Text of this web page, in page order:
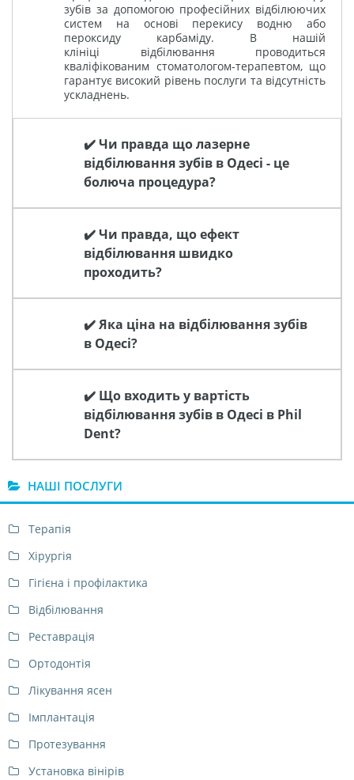
зубів за допомогою професійних відбілюючих
систем на основі перекису водню або
пероксиду карбаміду. В нашій
клініці відбілювання проводиться
кваліфікованим стоматологом-терапевтом, що
гарантує високий рівень послуги та відсутність
ускладнень.
✔️ Чи правда що лазерне
відбілювання зубів в Одесі - це
болюча процедура?
✔️ Чи правда, що ефект
відбілювання швидко
проходить?
✔️ Яка ціна на відбілювання зубів
в Одесі?
✔️ Що входить у вартість
відбілювання зубів в Одесі в Phil
Dent?
НАШІ ПОСЛУГИ
Терапія
Хірургія
Гігієна і профілактика
Відбілювання
Реставрація
Ортодонтія
Лікування ясен
Імплантація
Протезування
Установка вінірів